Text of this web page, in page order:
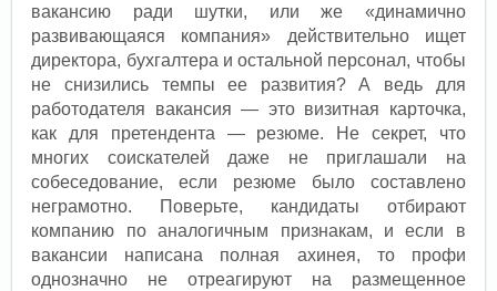
вакансию ради шутки, или же «динамично
развивающаяся компания» действительно ищет
директора, бухгалтера и остальной персонал, чтобы
не снизились темпы ее развития? А ведь для
работодателя вакансия — это визитная карточка,
как для претендента — резюме. Не секрет, что
многих соискателей даже не приглашали на
собеседование, если резюме было составлено
неграмотно. Поверьте, кандидаты отбирают
компанию по аналогичным признакам, и если в
вакансии написана полная ахинея, то профи
однозначно не отреагируют на размещенное